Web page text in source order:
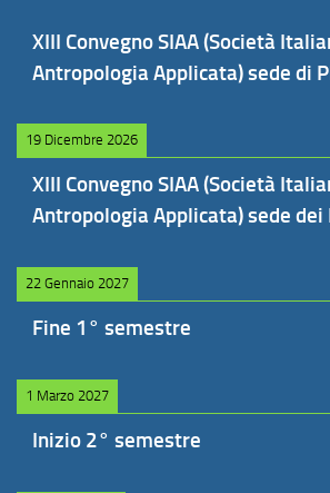
XIII Convegno SIAA (Società
Antropologia Applicata) sede di
19 Dicembre 2026
XIII Convegno SIAA (Società
Antropologia Applicata) sede dei
22 Gennaio 2027
Fine 1° semestre
1 Marzo 2027
Inizio 2° semestre